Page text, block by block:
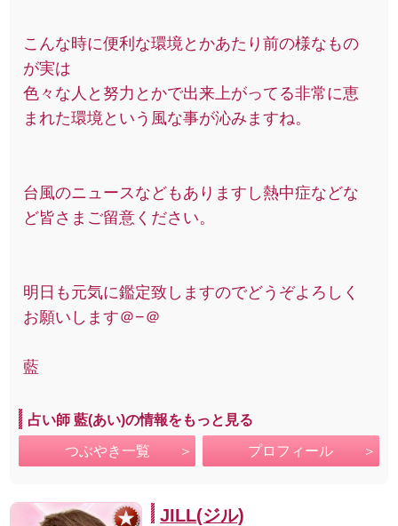
こんな時に便利な環境とかあたり前の様なもの
が実は
色々な人と努力とかで出来上がってる非常に恵
まれた環境という風な事が沁みますね。
台風のニュースなどもありますし熱中症などな
ど皆さまご留意ください。
明日も元気に鑑定致しますのでどうぞよろしく
お願いします＠−＠
藍
占い師 藍(あい)の情報をもっと見る
つぶやき一覧 プロフィール
JILL(ジル)